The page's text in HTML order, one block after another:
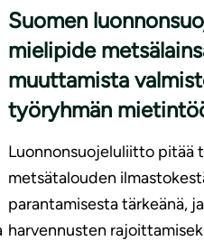
Suomen
mielipide
muuttamista
työryhmän
Luonnonsuojeluliitto pitää
metsätalouden
parantamisesta tärkeänä,
harvennusten